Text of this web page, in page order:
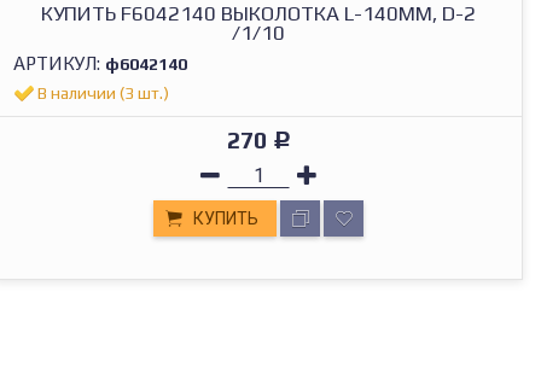
КУПИТЬ F6042140 ВЫКОЛОТКА L-140ММ, D-2
/1/10
АРТИКУЛ: ф6042140
В наличии (3 шт.)
270 Р
КУПИТЬ